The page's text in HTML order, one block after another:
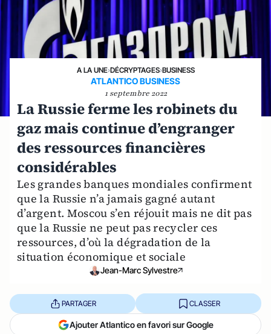
A LA UNE›DÉCRYPTAGES›BUSINESS
ATLANTICO BUSINESS
1 septembre 2022
La Russie ferme les robinets du
gaz mais continue d’engranger
des ressources financières
considérables
Les grandes banques mondiales confirment
que la Russie n’a jamais gagné autant
d’argent. Moscou s’en réjouit mais ne dit pas
que la Russie ne peut pas recycler ces
ressources, d’où la dégradation de la
situation économique et sociale
Jean-Marc Sylvestre
PARTAGER CLASSER
Ajouter Atlantico en favori sur Google